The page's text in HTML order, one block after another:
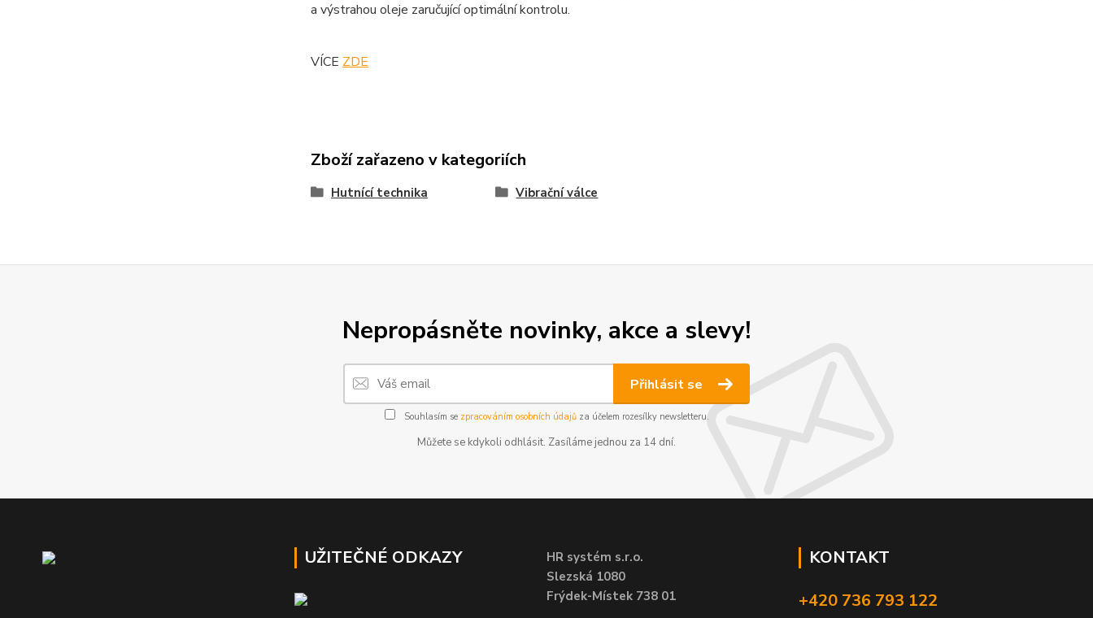
a výstrahou oleje zaručující optimální kontrolu.
VÍCE ZDE
Zboží zařazeno v kategoriích
Hutnící technika Vibrační válce
Nepropásněte novinky, akce a slevy!
Přihlásit se
Souhlasím se zpracováním osobních údajůza účelem rozesílky newsletteru.
Můžete se kdykoli odhlásit. Zasíláme jednou za 14 dní.
UŽITEČNÉ ODKAZY
HR systém s.r.o.
Slezská 1080
Frýdek-Místek 738 01
KONTAKT
+420 736 793 122